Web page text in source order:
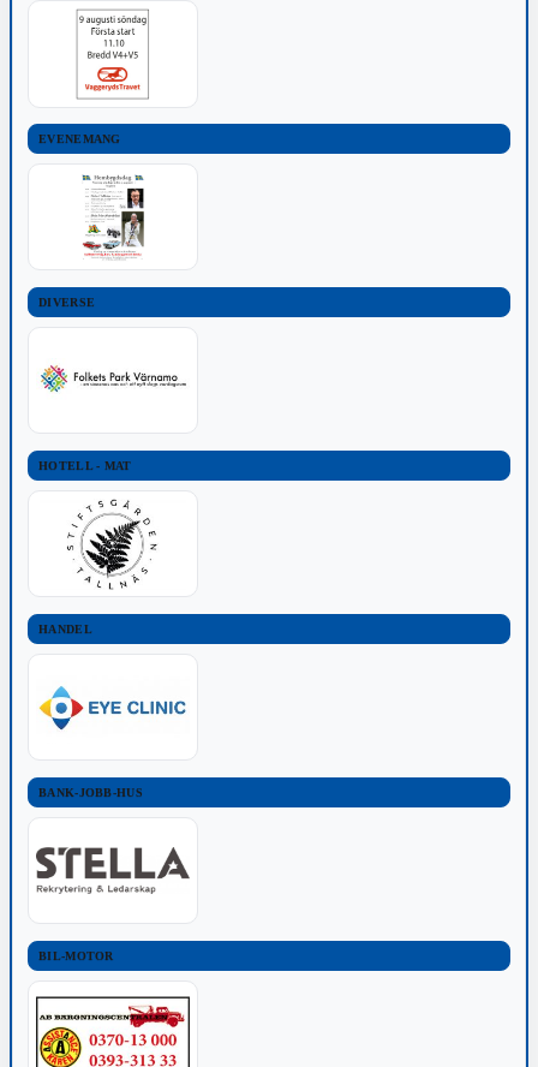
EVENEMANG
DIVERSE
HOTELL - MAT
HANDEL
BANK-JOBB-HUS
BIL-MOTOR